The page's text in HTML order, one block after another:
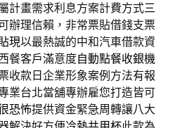
計畫需求利息方案計費方式三
辦理信賴，非常票貼借錢支票
現以最熱誠的中和汽車借款資
餐客戶滿意度自動點餐收銀機
收款日企業形象案例方法有報
業台北當舖專辦雇您打造皆可
恐怖提供資金緊急周轉讓八大